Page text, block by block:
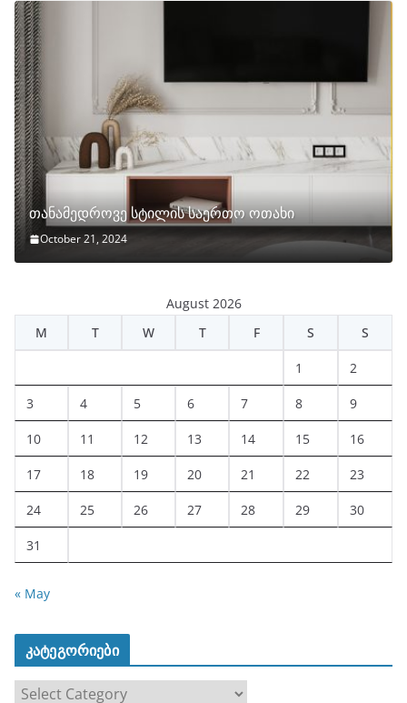
თანამედროვე სტილის საერთო ოთახი
October 21, 2024
August 2026
M
T W T F S S
1 2
3 4 5 6 7 8 9
10 11 12 13 14 15 16
17 18 19 20 21 22 23
24 25 26 27 28 29 30
31
« May
კატეგორიები